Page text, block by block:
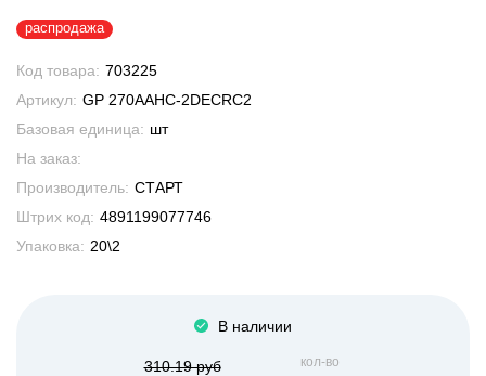
распродажа
Код товара: 703225
Артикул: GP 270AAHC-2DECRC2
Базовая единица: шт
На заказ:
Производитель: СТАРТ
Штрих код: 4891199077746
Упаковка: 20\2
В наличии
310.19 руб кол-во